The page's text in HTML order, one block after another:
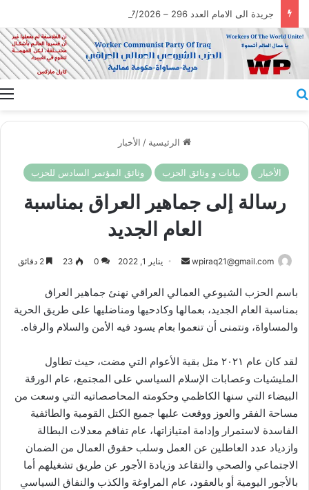
جريدة الى الامام العدد 296 – 28/07/2026
الرئيسية / الأخبار
الأخبار بيانات و وثائق الحزب وثائق المؤتمر السادس للحزب
رسالة إلى جماهير العراق بمناسبة
العام الجديد
wpiraq21@gmail.com
أرسل
إلكترونيا
يناير 1, 2022 0
23 2 دقائق
باسم الحزب الشيوعي العمالي العراقي نهنئ جماهير العراق
بمناسبة العام الجديد، بعمالها وكادحيها ومناضليها على طريق الحرية
والمساواة، ونتمنى أن تنعموا بعام يسود فيه الأمن والسلام والرفاه.
لقد كان عام ٢٠٢١ مثل بقية الأعوام التي مضت، حيث تطاول
المليشيات وعصابات الإسلام السياسي على المجتمع، عام الورقة
البيضاء التي سنها الكاظمي وحكومته المحاصصاتيه التي وسعت من
مساحة الفقر والعوز ووقعت عليها جميع الكتل القومية والطائفية
الفاسدة لاستمرار وإدامة امتيازاتها، عام تفاقم معدلات البطالة
وازدياد عدد العاطلين عن العمل وسلب حقوق العمال من الضمان
الاجتماعي والصحي والتقاعد وزيادة الأجور عن طريق تشغيلهم أما
بالأجور اليومية أو بالعقود، عام المراوغة والكذب والنفاق السياسي